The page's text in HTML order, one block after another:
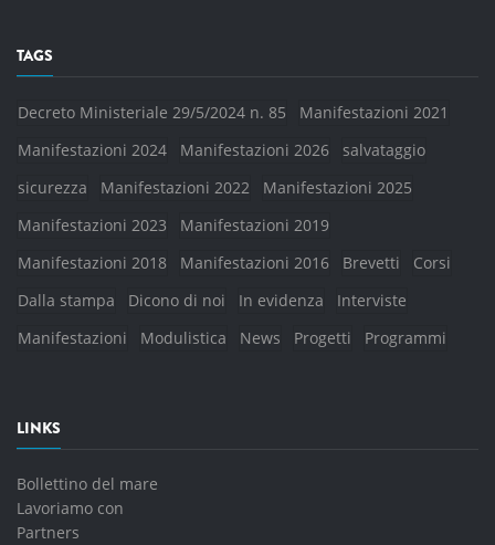
TAGS
Decreto Ministeriale 29/5/2024 n. 85
Manifestazioni 2021
Manifestazioni 2024
Manifestazioni 2026
salvataggio
sicurezza
Manifestazioni 2022
Manifestazioni 2025
Manifestazioni 2023
Manifestazioni 2019
Manifestazioni 2018
Manifestazioni 2016 Brevetti
Corsi
Dalla stampa
Dicono di noi In evidenza
Interviste
Manifestazioni
Modulistica News Progetti Programmi
LINKS
Bollettino del mare
Lavoriamo con
Partners